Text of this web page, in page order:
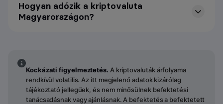
Hogyan adózik a kriptovaluta
Magyarországon?
Kockázati figyelmeztetés. A kriptovaluták árfolyama
rendkívül volatilis. Az itt megjelenő adatok kizárólag
tájékoztató jellegűek, és nem minősülnek befektetési
tanácsadásnak vagy ajánlásnak. A befektetés a befektetett